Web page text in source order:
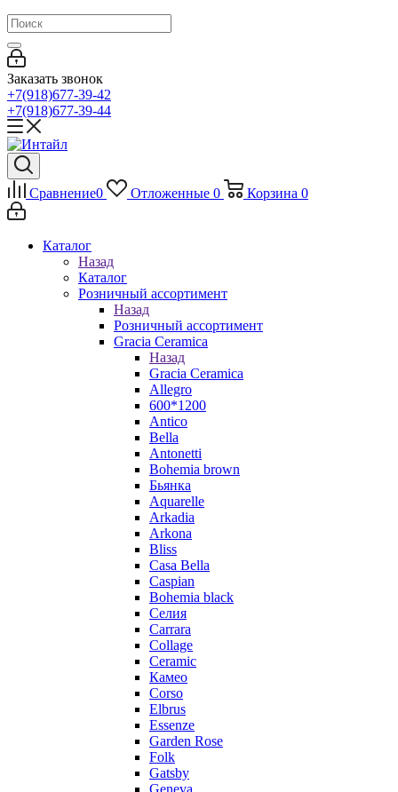
Заказать звонок
+7(918)677-39-42
+7(918)677-39-44
Сравнение0 Отложенные 0 Корзина 0
Каталог
Назад
Каталог
Розничный ассортимент
Назад
Розничный ассортимент
Gracia Ceramica
Назад
Gracia Ceramica
Allegro
600*1200
Antico
Bella
Antonetti
Bohemia brown
Бьянка
Aquarelle
Arkadia
Arkona
Bliss
Casa Bella
Caspian
Bohemia black
Селия
Carrara
Collage
Ceramic
Камео
Corso
Elbrus
Essenze
Garden Rose
Folk
Gatsby
Geneva